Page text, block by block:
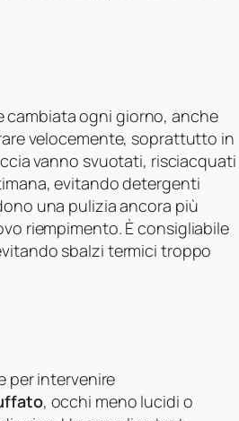
cambiata ogni giorno, anche
velocemente, soprattutto in
vanno svuotati, risciacquati
evitando detergenti
una pulizia ancora più
riempimento. È consigliabile
sbalzi termici troppo
per intervenire
, occhi meno lucidi o